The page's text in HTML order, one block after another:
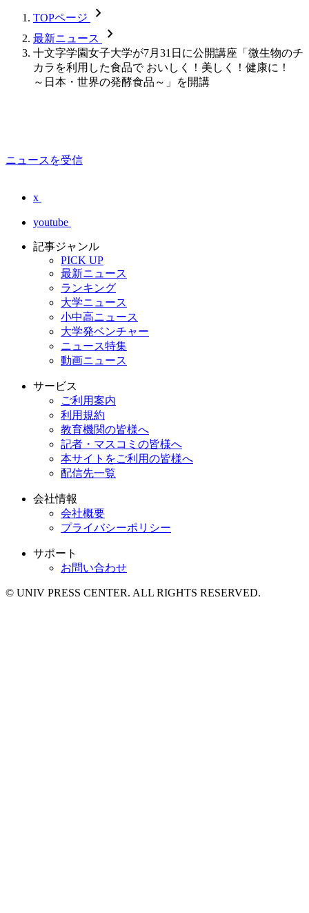
TOPページ chevron_forward
最新ニュース chevron_forward
十文字学園女子大学が7月31日に公開講座「微生物のチ
カラを利用した食品で おいしく！美しく！健康に！
～日本・世界の発酵食品～」を開講
ニュースを受信
x
youtube
記事ジャンル
PICK UP
最新ニュース
ランキング
大学ニュース
小中高ニュース
大学発ベンチャー
ニュース特集
動画ニュース
サービス
ご利用案内
利用規約
教育機関の皆様へ
記者・マスコミの皆様へ
本サイトをご利用の皆様へ
配信先一覧
会社情報
会社概要
プライバシーポリシー
サポート
お問い合わせ
© UNIV PRESS CENTER. ALL RIGHTS RESERVED.